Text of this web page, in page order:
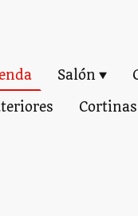
Salón
Cortinas